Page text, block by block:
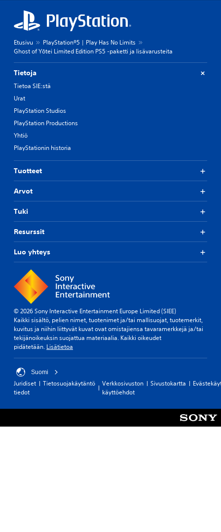
Etusivu
PlayStation®5 | Play Has No Limits
Ghost of Yōtei Limited Edition PS5 -paketti ja lisävarusteita
Tietoja
Tietoa SIE:stä
Urat
PlayStation Studios
PlayStation Productions
Yhtiö
PlayStationin historia
Tuotteet
Arvot
Tuki
Resurssit
Luo yhteys
© 2026 Sony Interactive Entertainment Europe Limited (SIEE)
Kaikki sisältö, pelien nimet, tuotenimet ja/tai mallisuojat, tuotemerkit,
kuvitus ja niihin liittyvät kuvat ovat omistajiensa tavaramerkkejä ja/tai
tekijänoikeuksin suojattua materiaalia. Kaikki oikeudet
pidätetään. Lisätietoa
Suomi
Juridiset
tiedot
Tietosuojakäytäntö
Verkkosivuston
käyttöehdot
Sivustokartta